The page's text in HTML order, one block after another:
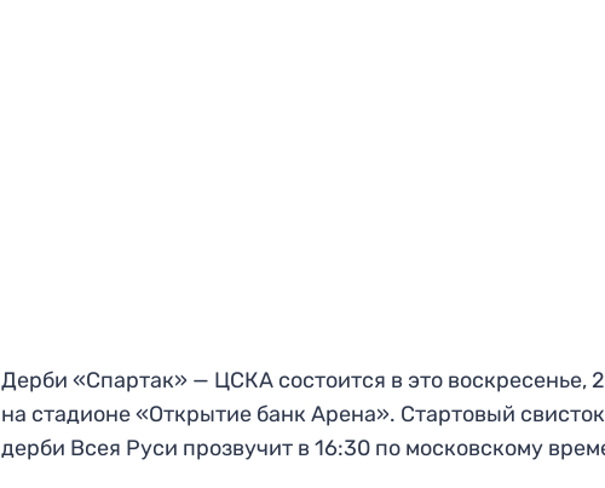
Дерби «Спартак» — ЦСКА состоится в это воскресенье,
на стадионе «Открытие банк Арена». Стартовый свисток
дерби Всея Руси прозвучит в 16:30 по московскому